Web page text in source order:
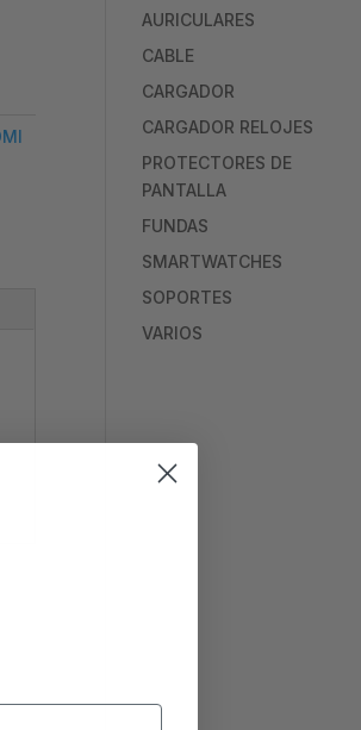
AURICULARES
CABLE
CARGADOR
CARGADOR RELOJES
PROTECTORES DE
PANTALLA
FUNDAS
SMARTWATCHES
SOPORTES
VARIOS